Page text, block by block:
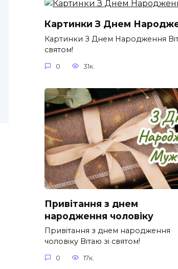
Картинки З Днем
Картинки З Днем Народження
святом!
0 31к.
Привітання з днем
народження чоловіку
Привітання з днем народження
чоловіку Вітаю зі святом!
0 17к.